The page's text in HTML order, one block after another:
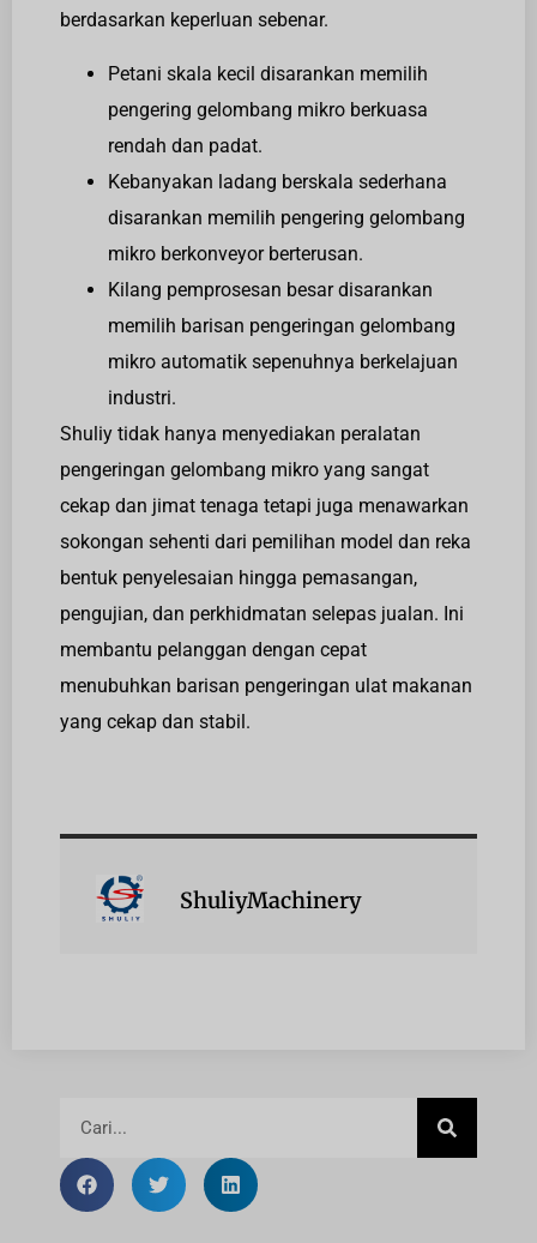
berdasarkan keperluan sebenar.
Petani skala kecil disarankan memilih
pengering gelombang mikro berkuasa
rendah dan padat.
Kebanyakan ladang berskala sederhana
disarankan memilih pengering gelombang
mikro berkonveyor berterusan.
Kilang pemprosesan besar disarankan
memilih barisan pengeringan gelombang
mikro automatik sepenuhnya berkelajuan
industri.
Shuliy tidak hanya menyediakan peralatan
pengeringan gelombang mikro yang sangat
cekap dan jimat tenaga tetapi juga menawarkan
sokongan sehenti dari pemilihan model dan reka
bentuk penyelesaian hingga pemasangan,
pengujian, dan perkhidmatan selepas jualan. Ini
membantu pelanggan dengan cepat
menubuhkan barisan pengeringan ulat makanan
yang cekap dan stabil.
ShuliyMachinery